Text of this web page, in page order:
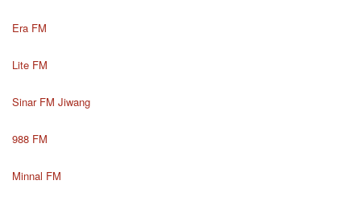
Era FM
Lite FM
Sinar FM Jiwang
988 FM
Minnal FM